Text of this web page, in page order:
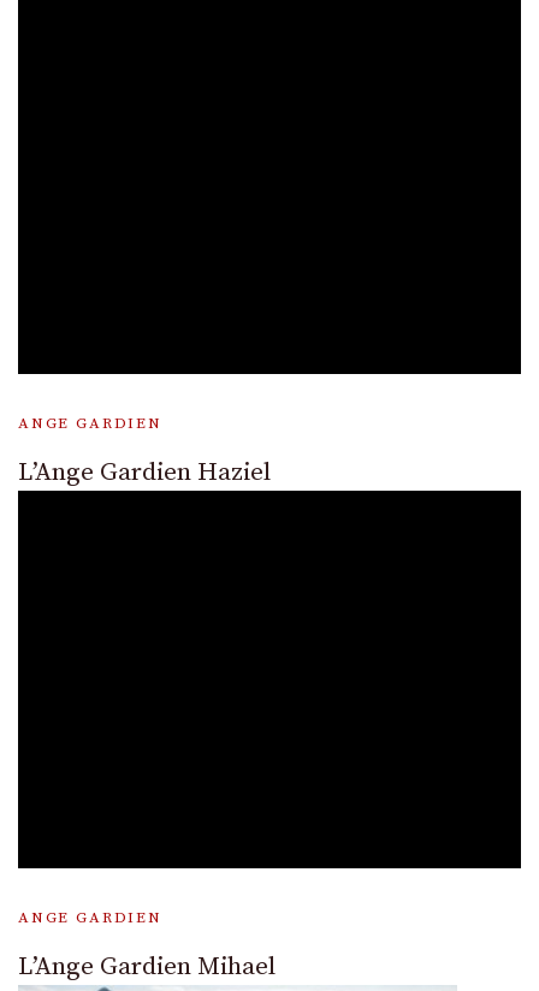
ANGE GARDIEN
L’Ange Gardien Haziel
ANGE GARDIEN
L’Ange Gardien Mihael